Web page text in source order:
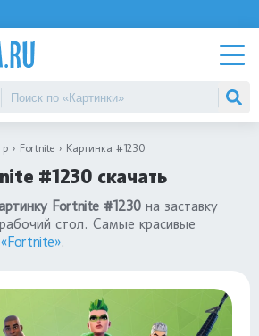
Fortnite Картинка #1230
#1230 скачать
Fortnite #1230 на заставку
стол. Самые красивые
«Fortnite».